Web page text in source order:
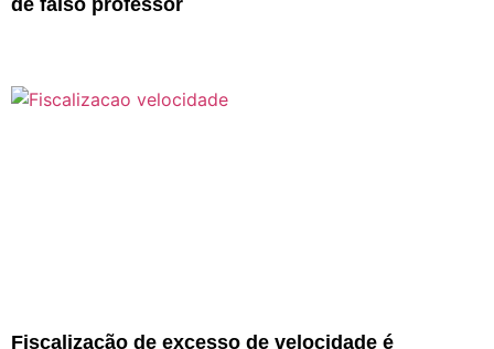
de falso professor
Fiscalização de excesso de velocidade é